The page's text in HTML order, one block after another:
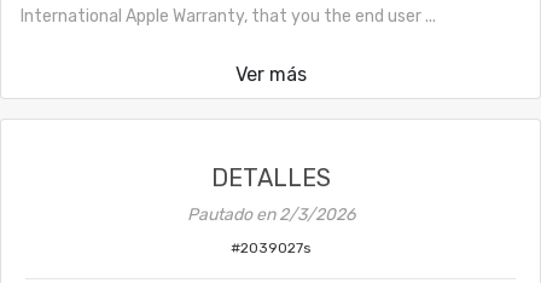
International Apple Warranty, that you the end user ...
Ver más
DETALLES
Pautado en2/3/2026
#2039027s